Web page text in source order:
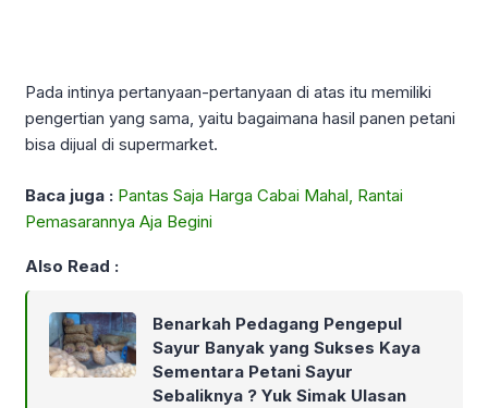
Pada intinya pertanyaan-pertanyaan di atas itu memiliki
pengertian yang sama, yaitu bagaimana hasil panen petani
bisa dijual di supermarket.
Baca juga : Pantas Saja Harga Cabai Mahal, Rantai
Pemasarannya Aja Begini
Also Read :
Benarkah Pedagang Pengepul
Sayur Banyak yang Sukses Kaya
Sementara Petani Sayur
Sebaliknya ? Yuk Simak Ulasan